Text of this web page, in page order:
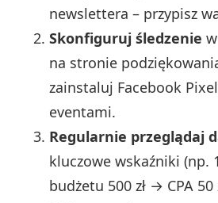
newslettera – przypisz
Skonfiguruj śledzenie
na stronie
zainstaluj Facebook
eventami.
Regularnie przeglądaj
kluczowe wskaźniki (np.
budżetu 500 zł → CPA 50